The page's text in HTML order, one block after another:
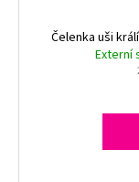
Čelenka uši
Externí